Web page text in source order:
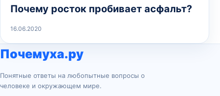
Почему росток пробивает асфальт?
16.06.2020
Почемуха.ру
Понятные ответы на любопытные вопросы о
человеке и окружающем мире.